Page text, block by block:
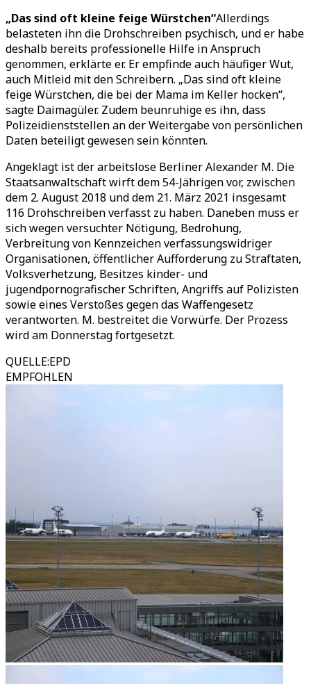
„Das sind oft kleine feige Würstchen“Allerdings
belasteten ihn die Drohschreiben psychisch, und er habe
deshalb bereits professionelle Hilfe in Anspruch
genommen, erklärte er. Er empfinde auch häufiger Wut,
auch Mitleid mit den Schreibern. „Das sind oft kleine
feige Würstchen, die bei der Mama im Keller hocken“,
sagte Daimagüler. Zudem beunruhige es ihn, dass
Polizeidienststellen an der Weitergabe von persönlichen
Daten beteiligt gewesen sein könnten.
Angeklagt ist der arbeitslose Berliner Alexander M. Die
Staatsanwaltschaft wirft dem 54-Jährigen vor, zwischen
dem 2. August 2018 und dem 21. März 2021 insgesamt
116 Drohschreiben verfasst zu haben. Daneben muss er
sich wegen versuchter Nötigung, Bedrohung,
Verbreitung von Kennzeichen verfassungswidriger
Organisationen, öffentlicher Aufforderung zu Straftaten,
Volksverhetzung, Besitzes kinder- und
jugendpornografischer Schriften, Angriffs auf Polizisten
sowie eines Verstoßes gegen das Waffengesetz
verantworten. M. bestreitet die Vorwürfe. Der Prozess
wird am Donnerstag fortgesetzt.
QUELLE:EPD
EMPFOHLEN